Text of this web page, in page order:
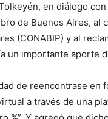
en diálogo con
de Buenos Aires, al
(CONABIP) y al
un
de reencontrase en
a través de una